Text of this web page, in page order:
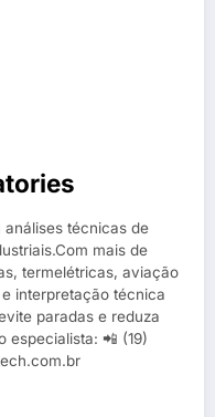
técnicas de
mais de
termelétricas, aviação
interpretação técnica
paradas e reduza
especialista: 📲 (19)